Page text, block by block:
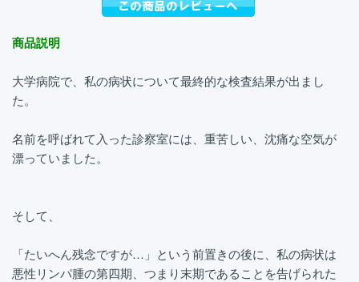
商品説明
大学病院で、私の病状について最終的な検査結果が出まし
た。
名前を呼ばれて入った診察室には、重苦しい、沈痛な空気が
漂っていました。
そして、
「たいへん残念ですが…」という前置きの後に、私の病状は
悪性リンパ腫の第四期、つまり末期であることを告げられた